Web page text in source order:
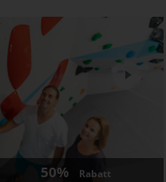
50% Rabatt
Next